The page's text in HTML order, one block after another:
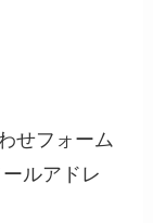
せフォーム
ルアドレ